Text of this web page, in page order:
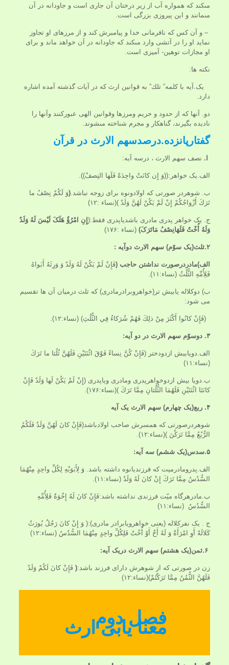
مى‏كند كه همواره آب از زير درختان آن جارى است و جاودانه در آن
مى‏مانند و اين پيروزى بزرگى است.
– و آن كس كه نافرمانى خدا و پيامبرش كند و از مرزهاى او تجاوز
نمايد او را در آتشى وارد مى‏كند كه جاودانه در آن خواهد ماند و براى
او مجازات توهين- آميزى است.
نکته ها:
یک.آيه با كلمه” تلك” به قوانين ارث كه در آيات گذشته آمده اشاره
دارد.
دو. آنها كه از حدود و حريم ومرزها وقوانین الهی عبورکنند وآنها را
نادیده بگیرند، گناهكار و مجرم شناخته مى‏شوند.
گفتارپانزده.درصدسهم الارث در قرآن
ا. نصف سهم الارث ، درسه آیه:
الف.یک خواهر:((وَ إِن کانَتْ واحِدَةً فَلَها النِصفْ)).
ب. شوهردر صورتی که اولادونوه برای زوجه نباشد.(وَ لَكُمْ نِصْفُ ما
تَرَكَ أَزْواجُكُمْ إِنْ لَمْ يَكُنْ لَهُنَّ وَلَدٌ )(نساء :۱۲)
ج. یک خواهر پدری مادری باشدیاپدری فقط:(إِنِ امْرُؤٌ هَلَکَ لَیْسَ لَهُ وَلَدٌ
وَلَهُ أُخْتٌ فَلَهَانِصْفُ مَاتَرَکَ) (نساء :۱۷۶)
۲.ثلث(یک سوّم) سهم الارث دوآیه :
الف)مادردرصورت نداشتن حاجب (فَإِنْ لَمْ يَكُنْ لَهُ وَلَدٌ وَ وَرِثَهُ أَبَواهُ
فَلِأُمِّهِ الثُّلُثُ (نساء:۱۱).
ب) دوکلاله یابیش تر(خواهروبرادرمادری) که ثلث درمیان آن ها تقسیم
می شود:
(فَإِنْ كانُوا أَكْثَرَ مِنْ ذلِكَ فَهُمْ شُرَكاءُ فِي الثُّلُثِ) (نساء:۱۲).
۳. دوسوّم سهم الارث در دو آیه:
الف.دویابیش ازدودختر (فَإِنْ كُنَّ نِساءً فَوْقَ اثْنَتَيْنِ فَلَهُنَّ ثُلُثا ما تَرَكَ
(نساء:۱۱)
ب.دویا بیش ازدوخواهرپدری ومادری ویاپدری (إِنْ لَمْ يَكُنْ لَها وَلَدٌ فَإِنْ
كانَتَا اثْنَتَيْنِ فَلَهُمَا الثُّلُثانِ مِمَّا تَرَكَ )(نساء:۱۷۶).
۴. ربع(یک چهارم) سهم الارث یک آیه
شوهردرصورتی که همسرش صاحب اولادباشد(فَإِنْ كانَ لَهُنَّ وَلَدٌ فَلَكُمُ
الرُّبُعُ مِمَّا تَرَكْنَ )(نساء:۱۲).
۵.سدس(یک ششم) سه آیه:
الف.پدرومادرمیت که فرزندیانوه داشته باشد. وَ لِأَبَوَيْهِ لِكُلِّ واحِدٍ مِنْهُمَا
السُّدُسُ مِمَّا تَرَكَ إِنْ كانَ لَهُ وَلَدٌ (نساء:۱۱).
ب.مادرهرگاه میّت فرزندی نداشته باشد:فَإِنْ كانَ لَهُ إِخْوَةٌ فَلِأُمِّهِ
السُّدُسُ (نساء:۱۱)
ج . یک نفرکلاله (یعنی خواهرویابرادر مادری):( وَ إِنْ كانَ رَجُلٌ يُورَثُ
كَلالَةً أَوِ امْرَأَةٌ وَ لَهُ أَخٌ أَوْ أُخْتٌ فَلِكُلِّ واحِدٍ مِنْهُمَا السُّدُسُ (نساء:۱۲)
زن در صورتی که از شوهرش دارای فرزند باشد:(فَإِنْ كانَ لَكُمْ وَلَدٌ
فَلَهُنَّ الثُّمُنُ مِمَّا تَرَكْتُمْ)(نساء:۱۲)
فصل دوم
معنا یابی ارث